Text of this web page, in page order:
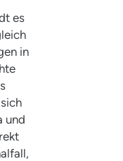
es
in
und